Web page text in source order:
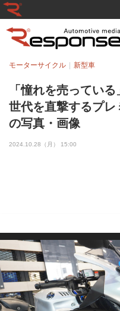
「憧れを売ってい
世代を直撃するプレ
の写真・画像
モーターサイクル 新型車
2024.10.28（月） 15:00